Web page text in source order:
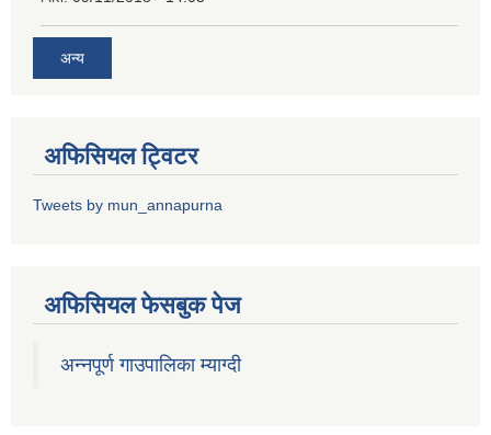
अन्य
अफिसियल ट्विटर
Tweets by mun_annapurna
अफिसियल फेसबुक पेज
अन्नपूर्ण गाउपालिका म्याग्दी